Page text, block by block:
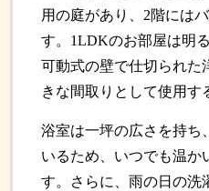
用の庭があり、2階には
す。1LDKのお部屋は明
可動式の壁で仕切られた
きな間取りとして使用す
浴室は一坪の広さを持ち、
いるため、いつでも温か
す。さらに、雨の日の洗